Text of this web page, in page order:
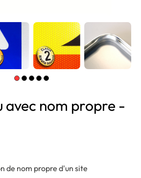
avec nom propre -
de nom propre d'un site